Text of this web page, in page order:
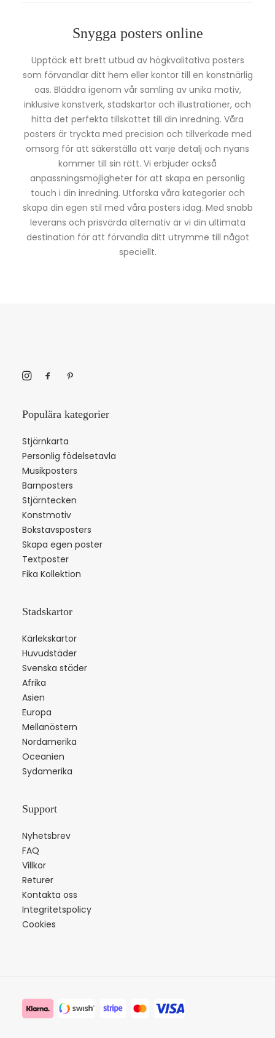
Snygga posters online
Upptäck ett brett utbud av högkvalitativa posters
som förvandlar ditt hem eller kontor till en konstnärlig
oas. Bläddra igenom vår samling av unika motiv,
inklusive konstverk, stadskartor och illustrationer, och
hitta det perfekta tillskottet till din inredning. Våra
posters är tryckta med precision och tillverkade med
omsorg för att säkerställa att varje detalj och nyans
kommer till sin rätt. Vi erbjuder också
anpassningsmöjligheter för att skapa en personlig
touch i din inredning. Utforska våra kategorier och
skapa din egen stil med våra posters idag. Med snabb
leverans och prisvärda alternativ är vi din ultimata
destination för att förvandla ditt utrymme till något
speciellt.
Populära kategorier
Stjärnkarta
Personlig födelsetavla
Musikposters
Barnposters
Stjärntecken
Konstmotiv
Bokstavsposters
Skapa egen poster
Textposter
Fika Kollektion
Stadskartor
Kärlekskartor
Huvudstäder
Svenska städer
Afrika
Asien
Europa
Mellanöstern
Nordamerika
Oceanien
Sydamerika
Support
Nyhetsbrev
FAQ
Villkor
Returer
Kontakta oss
Integritetspolicy
Cookies